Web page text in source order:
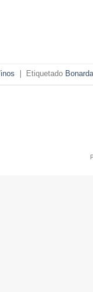
Etiquetado Bonarda